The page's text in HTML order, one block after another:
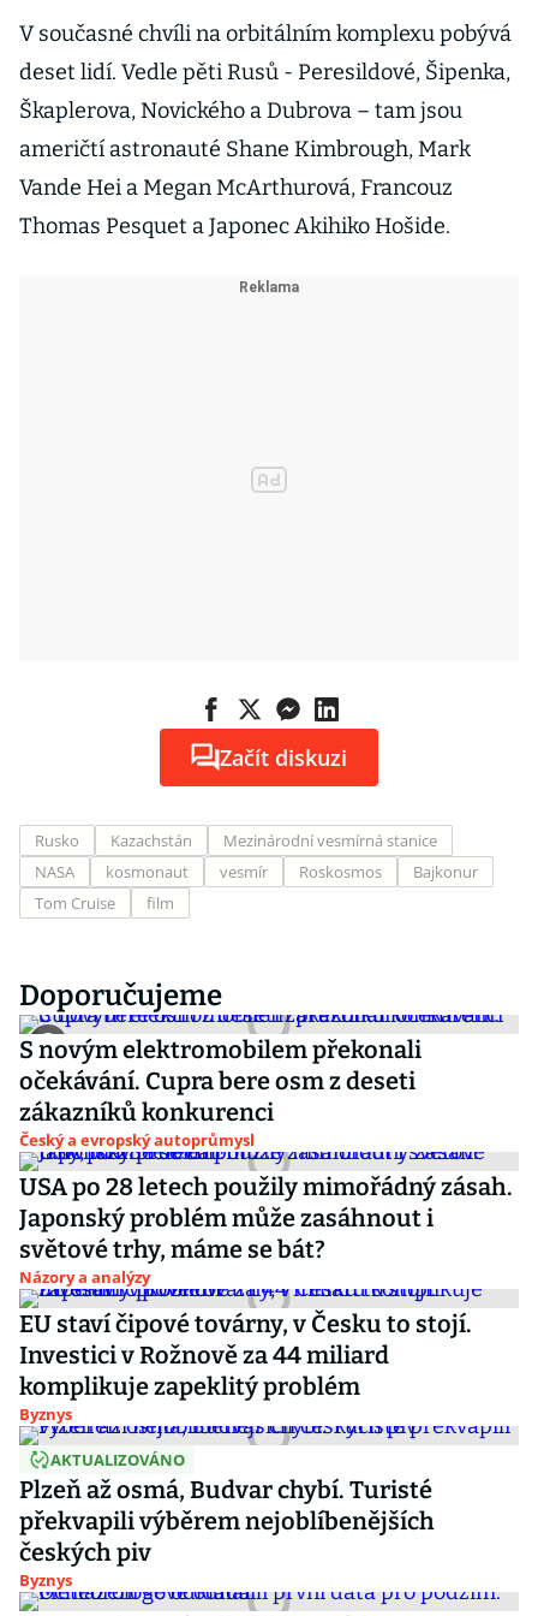
V současné chvíli na orbitálním komplexu pobývá
deset lidí. Vedle pěti Rusů - Peresildové, Šipenka,
Škaplerova, Novického a Dubrova – tam jsou
američtí astronauté Shane Kimbrough, Mark
Vande Hei a Megan McArthurová, Francouz
Thomas Pesquet a Japonec Akihiko Hošide.
Začít diskuzi
Rusko Kazachstán
Mezinárodní vesmírná stanice
NASA
kosmonaut vesmír Roskosmos
Bajkonur
Tom Cruise
film
Doporučujeme
S novým elektromobilem překonali
očekávání. Cupra bere osm z deseti
zákazníků konkurenci
Český a evropský autoprůmysl
USA po 28 letech použily mimořádný zásah.
Japonský problém může zasáhnout i
světové trhy, máme se bát?
Názory a analýzy
EU staví čipové továrny, v Česku to stojí.
Investici v Rožnově za 44 miliard
komplikuje zapeklitý problém
Byznys
AKTUALIZOVÁNO
Plzeň až osmá, Budvar chybí. Turisté
překvapili výběrem nejoblíbenějších
českých piv
Byznys